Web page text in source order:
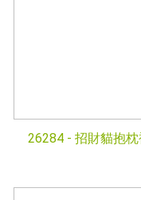
26284 - 招財貓抱枕